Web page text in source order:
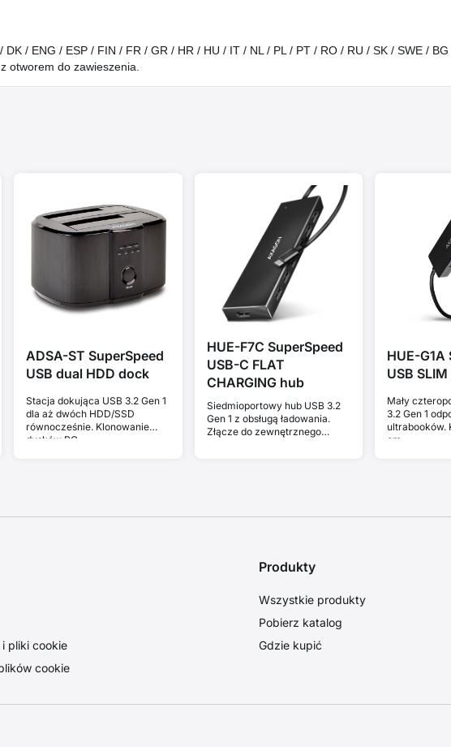
/ ENG / ESP / FIN / FR / GR / HR / HU / IT / NL / PL / PT / RO / RU / SK / SWE / BG
otworem do zawieszenia.
ADSA-ST SuperSpeed
USB dual HDD dock
Stacja dokująca USB 3.2 Gen 1
dla aż dwóch HDD/SSD
równocześnie. Klonowanie
dysków PC.
HUE-F7C SuperSpeed
USB-C FLAT
CHARGING hub
Siedmioportowy hub USB 3.2
Gen 1 z obsługą ładowania.
Złącze do zewnętrznego
HUE-G1A
USB
Mały
3.2 Gen 1
ultrabooków.
cm.
pliki cookie
cookie
Produkty
Wszystkie produkty
Pobierz katalog
Gdzie kupić